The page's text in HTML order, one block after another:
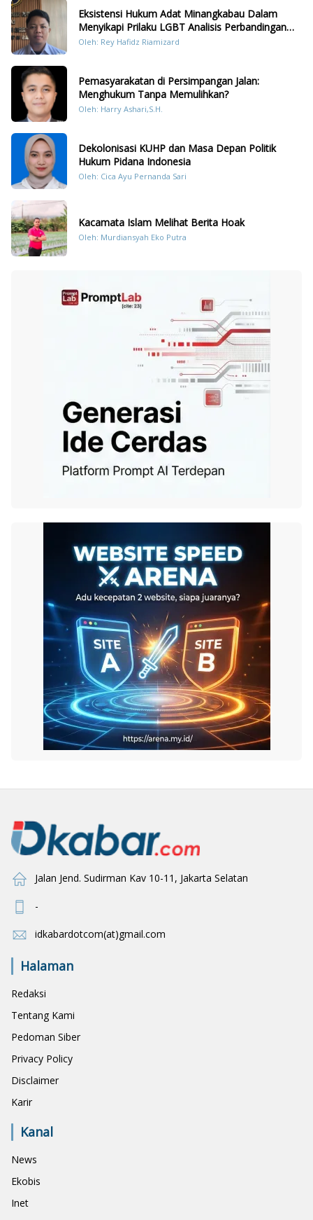
Eksistensi Hukum Adat Minangkabau Dalam
Menyikapi Prilaku LGBT Analisis Perbandingan
Dengan Hukum Pidana
Oleh: Rey Hafidz Riamizard
Pemasyarakatan di Persimpangan Jalan:
Menghukum Tanpa Memulihkan?
Oleh: Harry Ashari,S.H.
Dekolonisasi KUHP dan Masa Depan Politik
Hukum Pidana Indonesia
Oleh: Cica Ayu Pernanda Sari
Kacamata Islam Melihat Berita Hoak
Oleh: Murdiansyah Eko Putra
Jalan Jend. Sudirman Kav 10-11, Jakarta Selatan
-
idkabardotcom(at)gmail.com
Halaman
Redaksi
Tentang Kami
Pedoman Siber
Privacy Policy
Disclaimer
Karir
Kanal
News
Ekobis
Inet